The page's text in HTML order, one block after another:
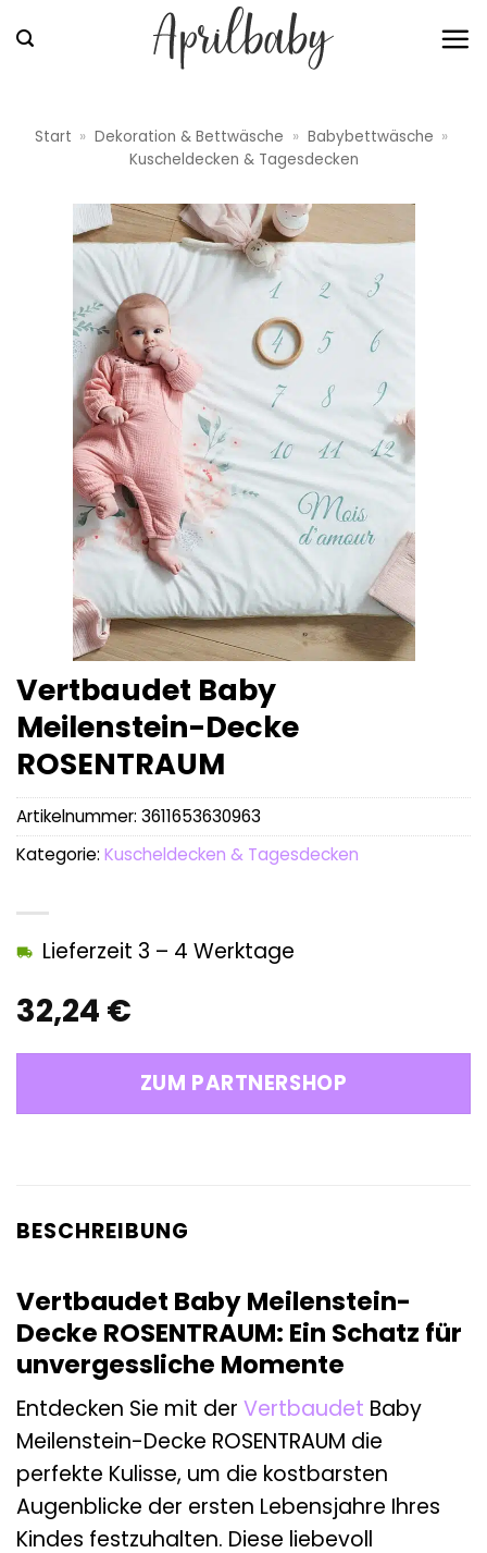
Inhalt
Start » Dekoration & Bettwäsche » Babybettwäsche »
Kuscheldecken & Tagesdecken
Vertbaudet Baby
Meilenstein-Decke
ROSENTRAUM
32,24 €
Lieferzeit 3 – 4 Werktage
ZUM PARTNERSHOP
Artikelnummer: 3611653630963
Kategorie: Kuscheldecken & Tagesdecken
BESCHREIBUNG
Vertbaudet Baby Meilenstein-
Decke ROSENTRAUM: Ein Schatz für
unvergessliche Momente
Entdecken Sie mit der Vertbaudet Baby
Meilenstein-Decke ROSENTRAUM die
perfekte Kulisse, um die kostbarsten
Augenblicke der ersten Lebensjahre Ihres
Kindes festzuhalten. Diese liebevoll